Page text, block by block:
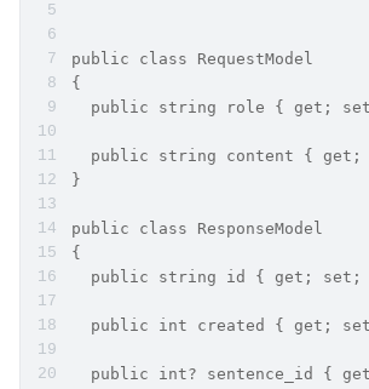
public class RequestModel
{
public string role { get;
public string content { get;
}
public class ResponseModel
{
public string id { get; set;
public int created { get;
public int? sentence_id {